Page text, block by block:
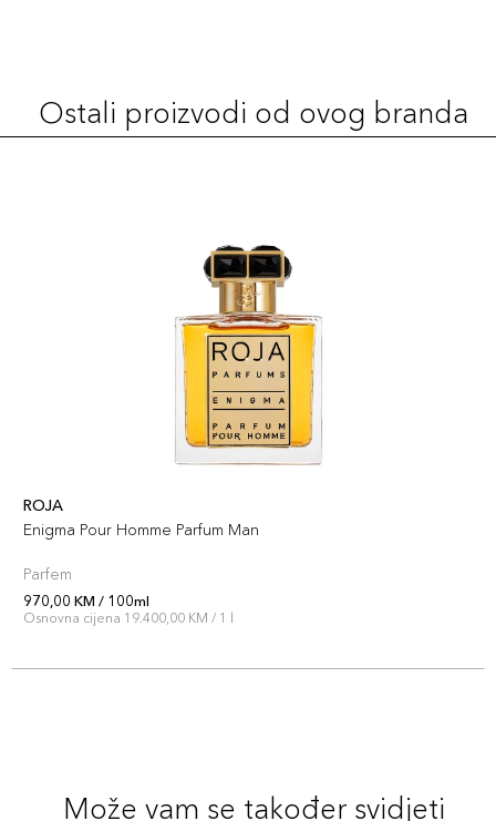
Ostali proizvodi od ovog branda
ROJA
Enigma Pour Homme Parfum Man
Parfem
970,00 KM / 100ml
Osnovna cijena 19.400,00 KM / 1 l
Može vam se također svidjeti